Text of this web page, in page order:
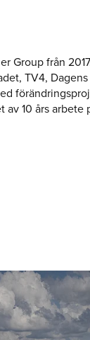
Group från
TV4,
10 års arbete